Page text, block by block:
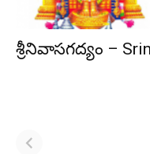
శ్రీనివాసగద్యం –
ఇంద్రకీలాద్రి గిరి ప్రదక్షిణ